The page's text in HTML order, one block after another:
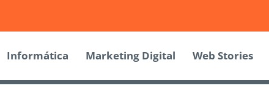
Informática Marketing Digital Web Stories